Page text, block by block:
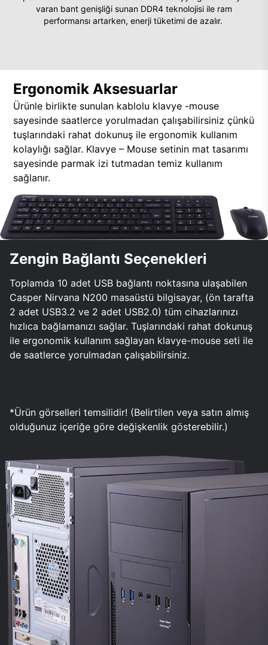
varan bant genişliği sunan DDR4 teknolojisi ile ram
performansı artarken, enerji tüketimi de azalır.
Ergonomik Aksesuarlar
Ürünle birlikte sunulan kablolu klavye -mouse
sayesinde saatlerce yorulmadan çalışabilirsiniz çünkü
tuşlarındaki rahat dokunuş ile ergonomik kullanım
kolaylığı sağlar. Klavye – Mouse setinin mat tasarımı
sayesinde parmak izi tutmadan temiz kullanım
sağlanır.
Zengin Bağlantı Seçenekleri
Toplamda 10 adet USB bağlantı noktasına ulaşabilen
Casper Nirvana N200 masaüstü bilgisayar, (ön tarafta
2 adet USB3.2 ve 2 adet USB2.0) tüm cihazlarınızı
hızlıca bağlamanızı sağlar. Tuşlarındaki rahat dokunuş
ile ergonomik kullanım sağlayan klavye-mouse seti ile
de saatlerce yorulmadan çalışabilirsiniz.
*Ürün görselleri temsilidir! (Belirtilen veya satın almış
olduğunuz içeriğe göre değişkenlik gösterebilir.)